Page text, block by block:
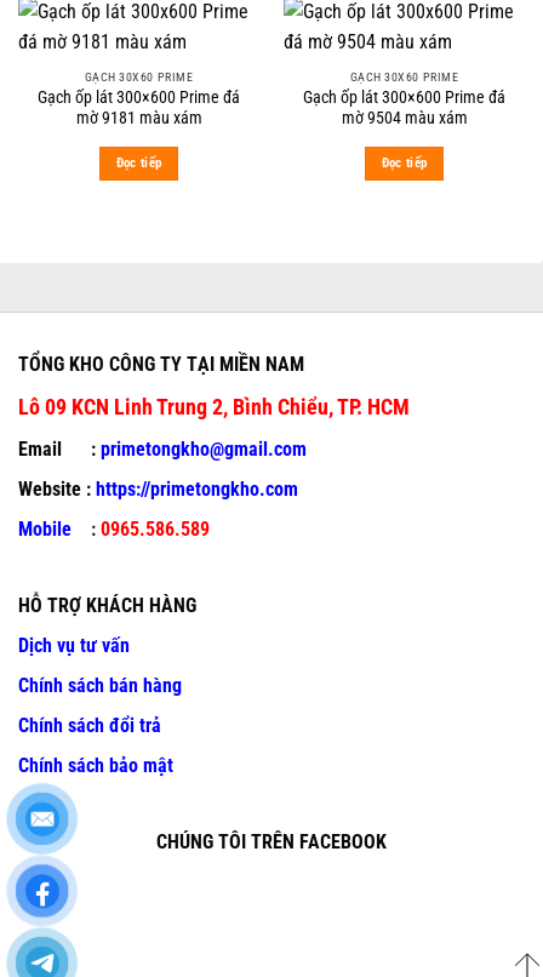
GẠCH 30X60 PRIME
Gạch ốp lát 300×600 Prime đá
mờ 9181 màu xám
Đọc tiếp
GẠCH 30X60 PRIME
Gạch ốp lát 300×600 Prime đá
mờ 9504 màu xám
Đọc tiếp
TỔNG KHO CÔNG TY TẠI MIỀN NAM
Lô 09 KCN Linh Trung 2, Bình Chiểu, TP. HCM
Email : primetongkho@gmail.com
Website : https://primetongkho.com
Mobile : 0965.586.589
HỖ TRỢ KHÁCH HÀNG
Dịch vụ tư vấn
Chính sách bán hàng
Chính sách đổi trả
Chính sách bảo mật
CHÚNG TÔI TRÊN FACEBOOK